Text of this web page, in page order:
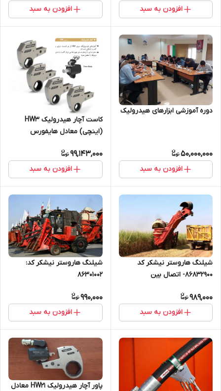
افزودن به سبد افزودن به سبد
دوره آموزشی ابزارهای هیدرولیک
50,000,000
افزودن به سبد
کاست آچار هیدرولیک HW3
(اینچی) معادل هایفورس
99,143,000
افزودن به سبد
شیلنگ هاروستر نیشکر کد
86832900- اتصال بین
989,000
افزودن به سبد
شیلنگ هاروستر نیشکر کد:
86301002
990,000
افزودن به سبد
پاور آچار هیدرولیک HW21 معادل